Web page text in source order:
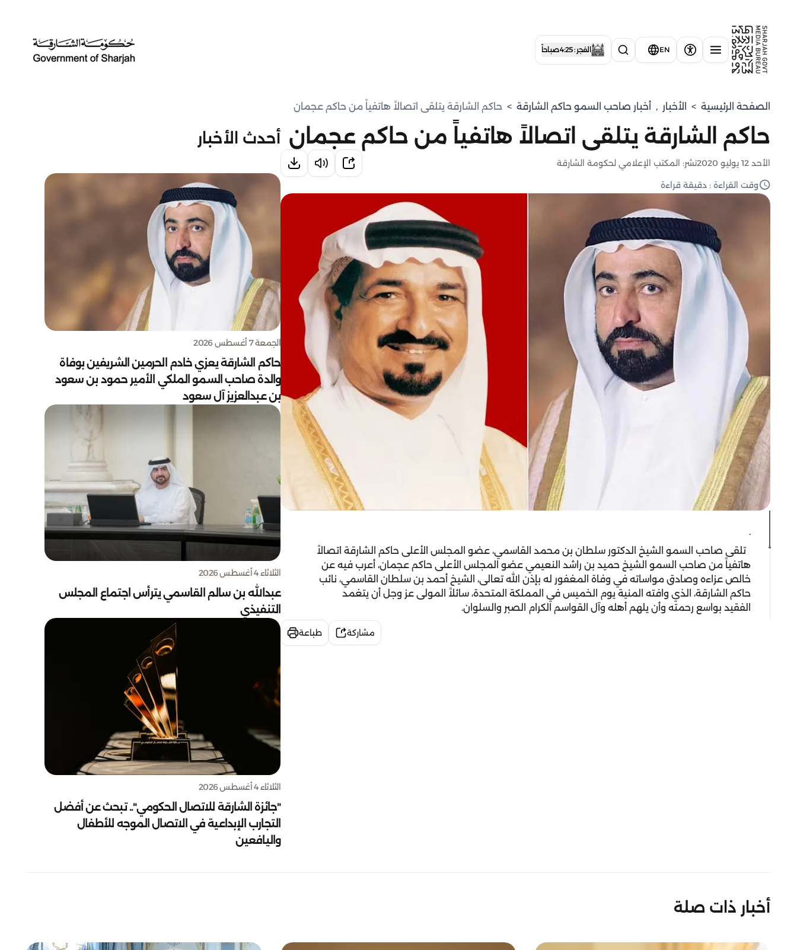
EN الفجر : 4:25 صباحاً
الصفحة الرئيسية > الأخبار , أخبار صاحب السمو حاكم الشارقة > حاكم الشارقة يتلقى اتصالاً هاتفياً من حاكم عجمان
حاكم الشارقة يتلقى اتصالاً هاتفياً من حاكم عجمان
الأحد 12 يوليو 2020 نشر: المكتب الإعلامي لحكومة الشارقة
وقت القراءة : دقيقة قراءة
.
تلقى صاحب السمو الشيخ الدكتور سلطان بن محمد القاسمي، عضو المجلس الأعلى حاكم الشارقة اتصالاً
هاتفياً من صاحب السمو الشيخ حميد بن راشد النعيمي عضو المجلس الأعلى حاكم عجمان، أعرب فيه عن
خالص عزاءه وصادق مواساته في وفاة المغفور له بإذن الله تعالى، الشيخ أحمد بن سلطان القاسمي، نائب
حاكم الشارقة، الذي وافته المنية يوم الخميس في المملكة المتحدة، سائلاً المولى عز وجل أن يتغمد
الفقيد بواسع رحمته وأن يلهم أهله وآل القواسم الكرام الصبر والسلوان.
مشاركة طباعة
أحدث الأخبار
الجمعة 7 أغسطس 2026
حاكم الشارقة يعزي خادم الحرمين الشريفين بوفاة
والدة صاحب السمو الملكي الأمير حمود بن سعود
بن عبدالعزيز آل سعود
الثلاثاء 4 أغسطس 2026
عبدالله بن سالم القاسمي يترأس اجتماع المجلس
التنفيذي
الثلاثاء 4 أغسطس 2026
"جائزة الشارقة للاتصال الحكومي".. تبحث عن أفضل
التجارب الإبداعية في الاتصال الموجه للأطفال
واليافعين
أخبار ذات صلة